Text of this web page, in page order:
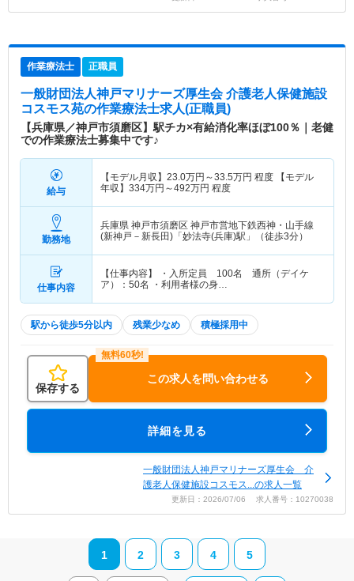
作業療法士 正職員
一般財団法人神戸マリナーズ厚生会 介護老人保健施設
コスモス苑の作業療法士求人(正職員)
【兵庫県／神戸市須磨区】駅チカ×有給消化率ほぼ100％｜老健
での作業療法士募集中です♪
給与
【モデル月収】 23.0万円～33.5万円 程度 【モデル
年収】 334万円～492万円 程度
勤務地
兵庫県 神戸市須磨区 神戸市営地下鉄西神・山手線
(新神戸－新長田)「妙法寺(兵庫)駅」（徒歩3分）
仕事内容
【仕事内容】 ・入所定員 100名 通所（デイケ
ア）：50名 ・利用者様の身…
駅から徒歩5分以内 残業少なめ 積極採用中
保存する
この求人を問い合わせる
詳細を見る
一般財団法人神戸マリナーズ厚生会 介
護老人保健施設コスモス...の求人一覧
更新日：2026/07/06 求人番号：10270038
1 2 3 4 5